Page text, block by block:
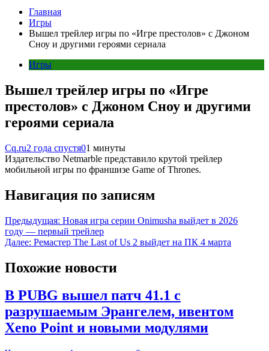
Главная
Игры
Вышел трейлер игры по «Игре престолов» с Джоном
Сноу и другими героями сериала
Игры
Вышел трейлер игры по «Игре
престолов» с Джоном Сноу и другими
героями сериала
Cq.ru2 года спустя01 минуты
Издательство Netmarble представило крутой трейлер
мобильной игры по франшизе Game of Thrones.
Навигация по записям
Предыдущая: Новая игра серии Onimusha выйдет в 2026
году — первый трейлер
Далее: Ремастер The Last of Us 2 выйдет на ПК 4 марта
Похожие новости
В PUBG вышел патч 41.1 с
разрушаемым Эрангелем, ивентом
Xeno Point и новыми модулями